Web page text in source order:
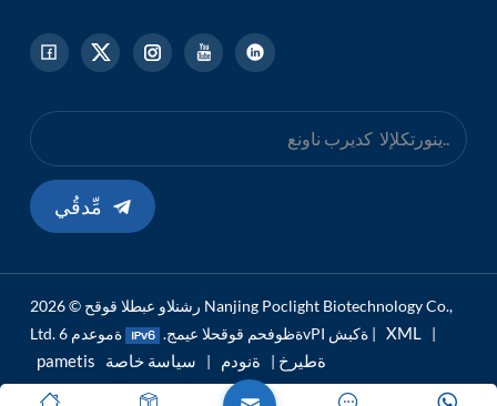
مِّدقُي
رشنلاو عبطلا قوقح © 2026 Nanjing Poclight Biotechnology Co.,
Ltd. ةظوفحم قوقحلا عيمج.
ةموعدم 6vPI ةكبش | XML |
pametis ةطيرخ | ةنودم | سياسة خاصة